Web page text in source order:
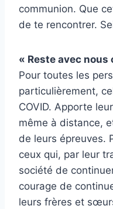
communion. Que
de te rencontrer.
« Reste avec nous
Pour toutes les
particulièrement,
COVID. Apporte
même à distance,
de leurs épreuves.
ceux qui, par leur
société de
courage de
leurs frères et